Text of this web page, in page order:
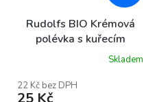
Rudolfs BIO Krémová
polévka s kuřecím
masem, 190 gSkladem
22 Kč bez DPH
25 Kč